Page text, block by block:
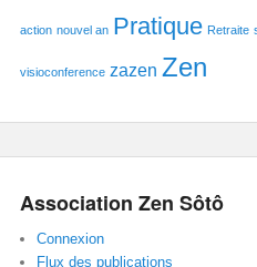
action nouvel an Pratique Retraite
visioconference zazen Zen
Association Zen Sôtô
Connexion
Flux des publications